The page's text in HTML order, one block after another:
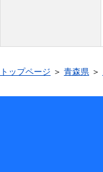
トップページ ＞ 青森県 ＞